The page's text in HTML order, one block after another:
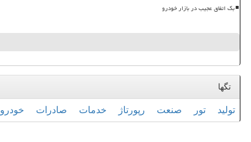
بک اتفاق عجیب در بازار خودرو
تگها
تولید تور صنعت رپورتاژ خدمات صادرات خودرو